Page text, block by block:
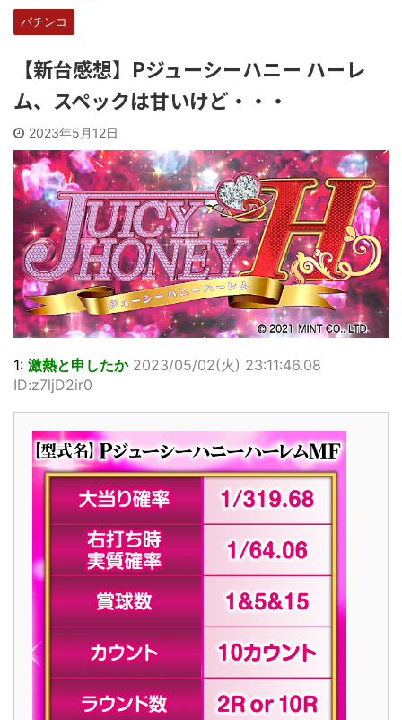
パチンコ
【新台感想】Pジューシーハニー ハーレ
ム、スペックは甘いけど・・・
2023年5月12日
1: 激熱と申したか 2023/05/02(火) 23:11:46.08
ID:z7ljD2ir0